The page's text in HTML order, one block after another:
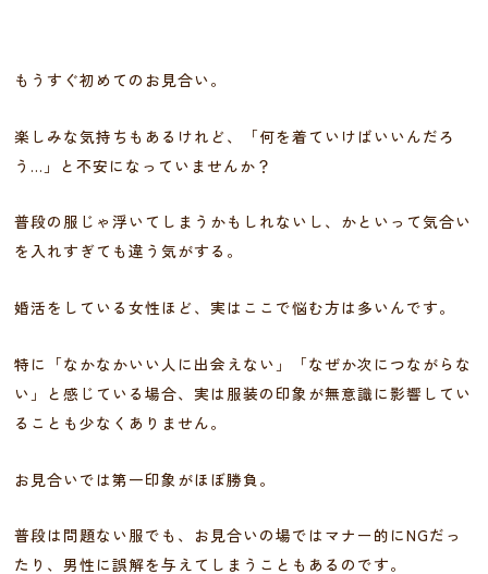
もうすぐ初めてのお見合い。
楽しみな気持ちもあるけれど、「何を着ていけばいいんだろ
う…」と不安になっていませんか？
普段の服じゃ浮いてしまうかもしれないし、かといって気合い
を入れすぎても違う気がする。
婚活をしている女性ほど、実はここで悩む方は多いんです。
特に「なかなかいい人に出会えない」「なぜか次につながらな
い」と感じている場合、実は服装の印象が無意識に影響してい
ることも少なくありません。
お見合いでは第一印象がほぼ勝負。
普段は問題ない服でも、お見合いの場ではマナー的にNGだっ
たり、男性に誤解を与えてしまうこともあるのです。